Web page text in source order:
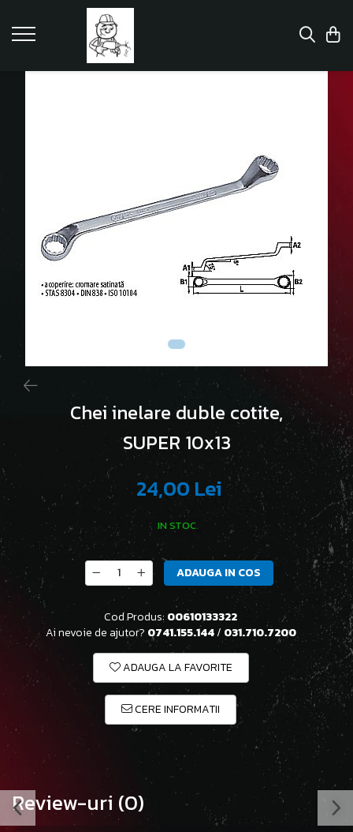
Chei inelare duble cotite,
SUPER 10x13
24,00 Lei
IN STOC
ADAUGA IN COS
Cod Produs: 00610133322
Ai nevoie de ajutor? 0741.155.144/ 031.710.7200
ADAUGA LA FAVORITE
CERE INFORMATII
Review-uri (0)